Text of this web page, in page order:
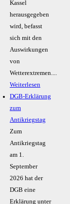
Kassel
herausgegeben
wird, befasst
sich mit den
Auswirkungen
von
Wetterextremen....
Weiterlesen
DGB-Erklärung
zum
Antikriegstag
Zum
Antikriegstag
am 1.
September
2026 hat der
DGB eine
Erklärung unter